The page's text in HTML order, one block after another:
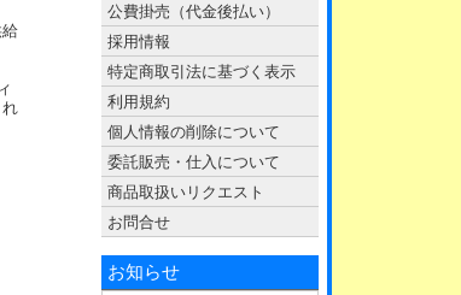
公費掛売（代金後払い）
採用情報
特定商取引法に基づく表示
利用規約
個人情報の削除について
委託販売・仕入について
商品取扱いリクエスト
お問合せ
お知らせ